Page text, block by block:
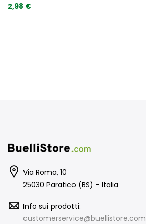
2,98 €
Via Roma, 10
25030 Paratico (BS) - Italia
Info sui prodotti:
customerservice@buellistore.com